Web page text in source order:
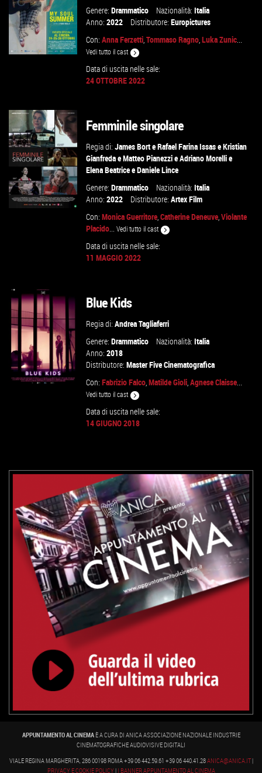
VAI ALLA SCHEDA
Genere:Drammatico Nazionalità:Italia
Anno:2022 Distributore:Europictures
Con:Anna Ferzetti,Tommaso Ragno,Luka Zunic...
Vedi tutto il cast
Data di uscita nelle sale:
24 OTTOBRE 2022
Femminile singolare
Regia di:James BorteRafael Farina IssaseKristian
GianfredaeMatteo PianezzieAdriano Morellie
Elena BeatriceeDaniele Lince
Genere:Drammatico Nazionalità:Italia
Anno:2022 Distributore:Artex Film
Con:Monica Guerritore,Catherine Deneuve,Violante
Placido...Vedi tutto il cast
Data di uscita nelle sale:
11 MAGGIO 2022
Blue Kids
Regia di:Andrea Tagliaferri
Genere:Drammatico Nazionalità:Italia
Anno:2018
Distributore:Master Five Cinematografica
Con:Fabrizio Falco,Matilde Gioli,Agnese Claisse...
Vedi tutto il cast
Data di uscita nelle sale:
14 GIUGNO 2018
APPUNTAMENTO AL CINEMAÈ A CURA DI ANICA ASSOCIAZIONE NAZIONALE INDUSTRIE
CINEMATOGRAFICHE AUDIOVISIVE DIGITALI
VIALE REGINA MARGHERITA, 286 00198 ROMA +39 06 442.59.61 +39 06 440.41.28ANICA@ANICA.IT|
PRIVACY E COOKIE POLICY| I BANNER APPUNTAMENTO AL CINEMA